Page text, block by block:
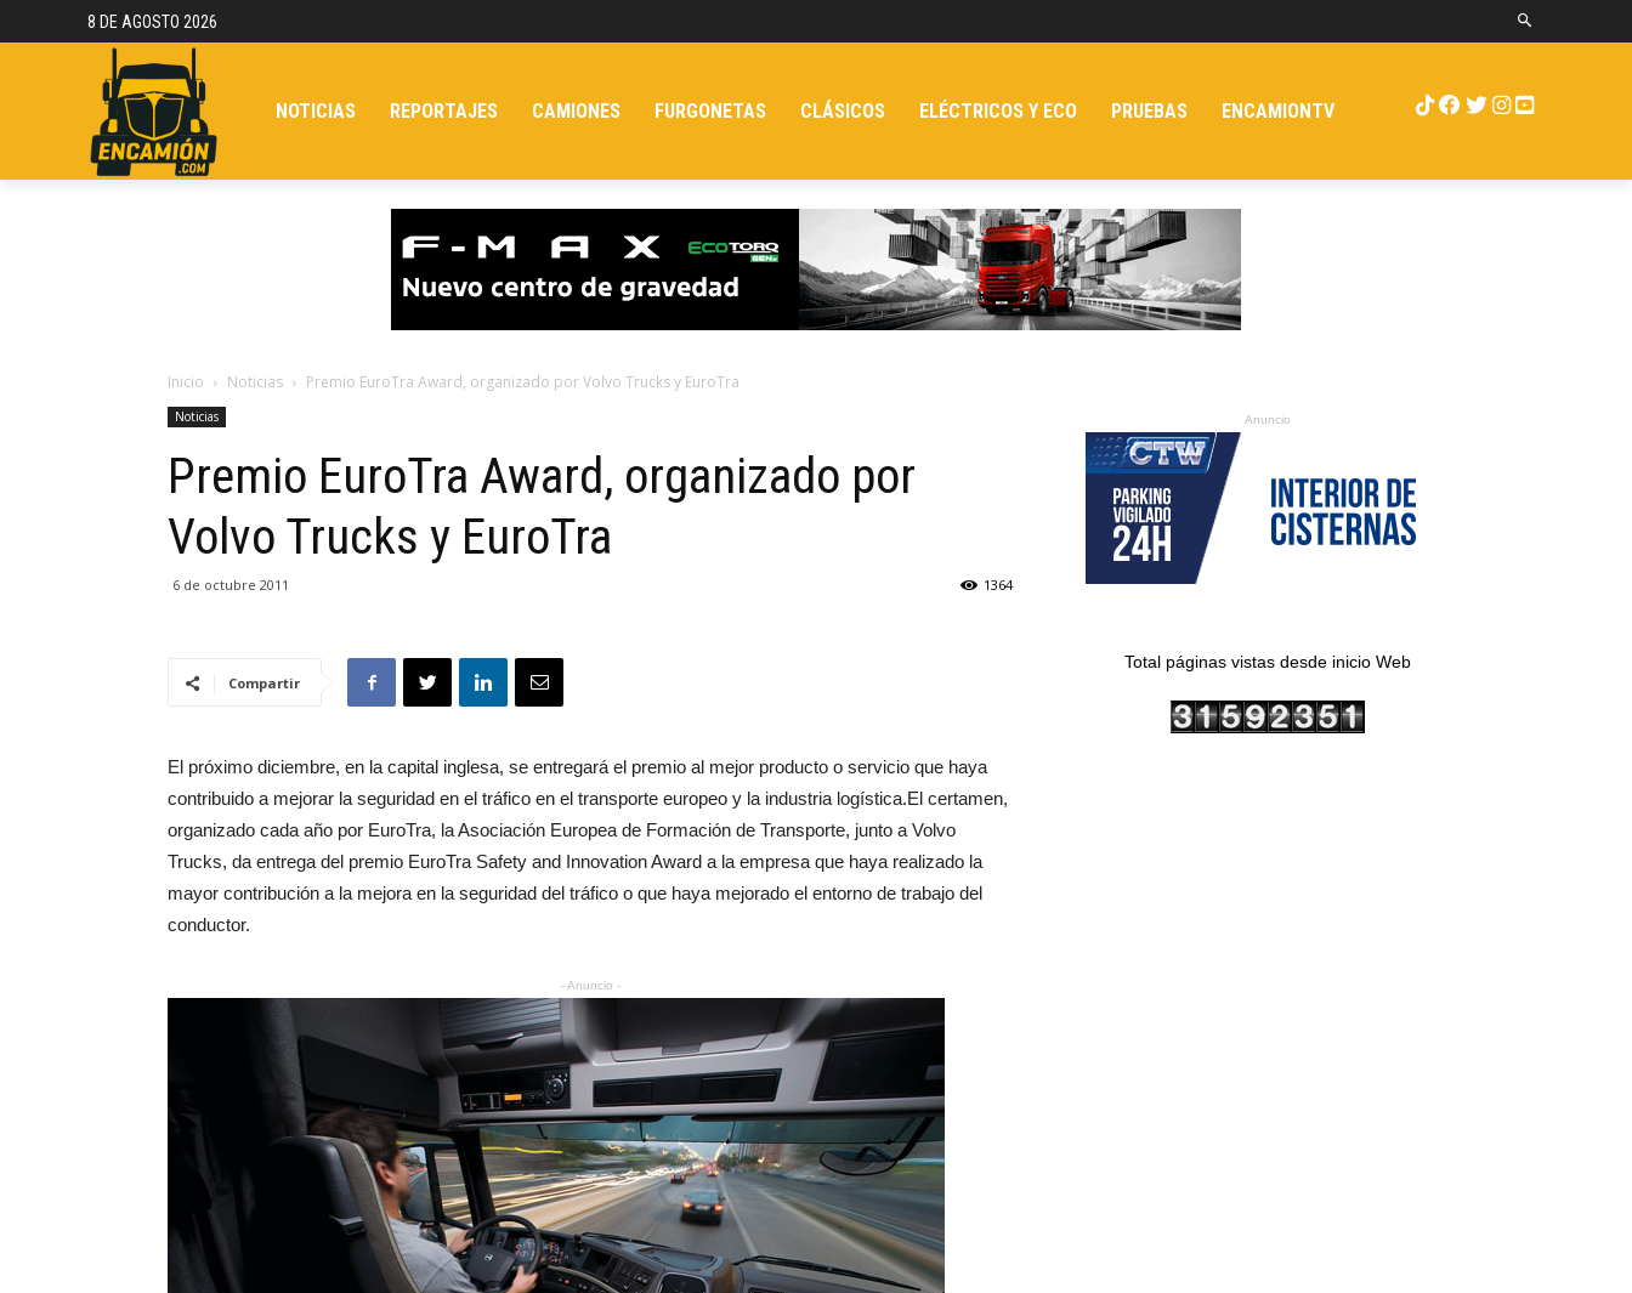
8 DE AGOSTO 2026
NOTICIAS REPORTAJES CAMIONES FURGONETAS CLÁSICOS ELÉCTRICOS Y ECO PRUEBAS ENCAMIONTV
Inicio Noticias Premio EuroTra Award, organizado por Volvo Trucks y EuroTra
Noticias
Premio EuroTra Award, organizado por
Volvo Trucks y EuroTra
6 de octubre 2011 1364
Compartir
El próximo diciembre, en la capital inglesa, se entregará el premio al mejor producto o servicio que haya
contribuido a mejorar la seguridad en el tráfico en el transporte europeo y la industria logística.El certamen,
organizado cada año por EuroTra, la Asociación Europea de Formación de Transporte, junto a Volvo
Trucks, da entrega del premio EuroTra Safety and Innovation Award a la empresa que haya realizado la
mayor contribución a la mejora en la seguridad del tráfico o que haya mejorado el entorno de trabajo del
conductor.
- Anuncio -
Anuncio
Total páginas vistas desde inicio Web